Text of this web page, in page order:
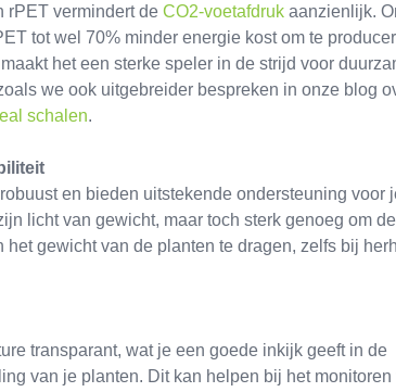
rPET vermindert de CO2-voetafdruk aanzienlijk.
tot wel 70% minder energie kost om te
het een sterke speler in de strijd voor
we ook uitgebreider bespreken in onze blog
schalen.
en bieden uitstekende ondersteuning voor
licht van gewicht, maar toch sterk genoeg om de
het gewicht van de planten te dragen, zelfs bij
transparant, wat je een goede inkijk geeft in de
van je planten. Dit kan helpen bij het monitoren